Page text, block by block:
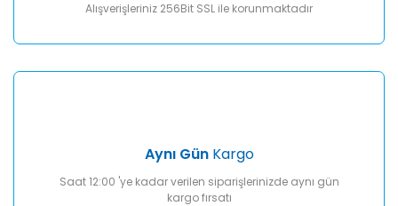
Alışverişleriniz 256Bit SSL ile korunmaktadır
Aynı GünKargo
Saat 12:00 'ye kadar verilen siparişlerinizde aynı gün
kargo fırsatı